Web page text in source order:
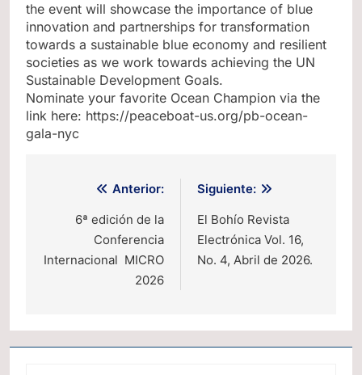
the event will showcase the importance of blue
innovation and partnerships for transformation
towards a sustainable blue economy and resilient
societies as we work towards achieving the UN
Sustainable Development Goals.
Nominate your favorite Ocean Champion via the
link here: https://peaceboat-us.org/pb-ocean-
gala-nyc
Navegación
entradas
Anterior:
6ª edición de la
Conferencia
Internacional MICRO
2026
Siguiente:
El Bohío Revista
Electrónica Vol. 16,
No. 4, Abril de 2026.